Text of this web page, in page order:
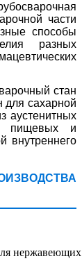
части
способы
разных
стан
для сахарной
аустенитных
пищевых и
внутреннего